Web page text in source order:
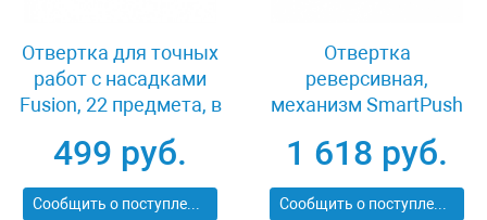
Отвертка для точных
работ с насадками
Fusion, 22 предмета, в
Matrix 11584
499 руб.
Сообщить о поступлении
Отвертка
реверсивная,
механизм SmartPush
1 618 руб.
Сообщить о поступлении